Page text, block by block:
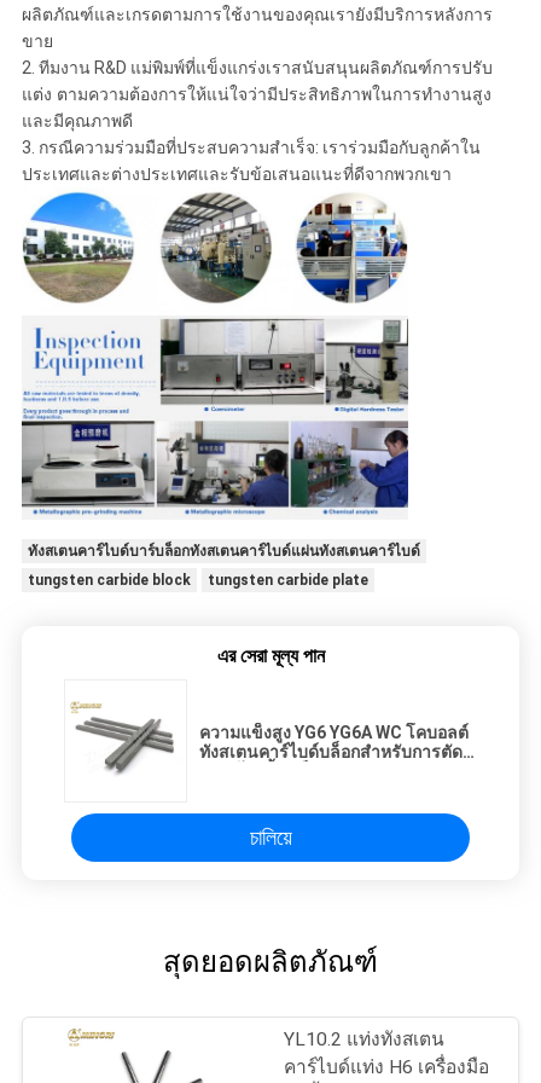
ผลิตภัณฑ์และเกรดตามการใช้งานของคุณเรายังมีบริการหลังการ
ขาย
2. ทีมงาน R&D แม่พิมพ์ที่แข็งแกร่งเราสนับสนุนผลิตภัณฑ์การปรับ
แต่ง ตามความต้องการให้แน่ใจว่ามีประสิทธิภาพในการทำงานสูง
และมีคุณภาพดี
3. กรณีความร่วมมือที่ประสบความสำเร็จ: เราร่วมมือกับลูกค้าใน
ประเทศและต่างประเทศและรับข้อเสนอแนะที่ดีจากพวกเขา
ทังสเตนคาร์ไบด์บาร์บล็อกทังสเตนคาร์ไบด์แผ่นทังสเตนคาร์ไบด์
tungsten carbide block
tungsten carbide plate
এর সেরা মূল্য পান
ความแข็งสูง YG6 YG6A WC โคบอลต์
ทังสเตนคาร์ไบด์บล็อกสำหรับการตัด
চালিয়ে
สุดยอดผลิตภัณฑ์
YL10.2 แท่งทังสเตน
คาร์ไบด์แท่ง H6 เครื่องมือ